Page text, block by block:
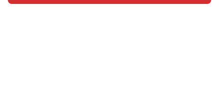
ਹੋਮ ਸ਼੍ਰੇਣੀ ਲਿਖੋ ਸਾਈਨ ਇਨ